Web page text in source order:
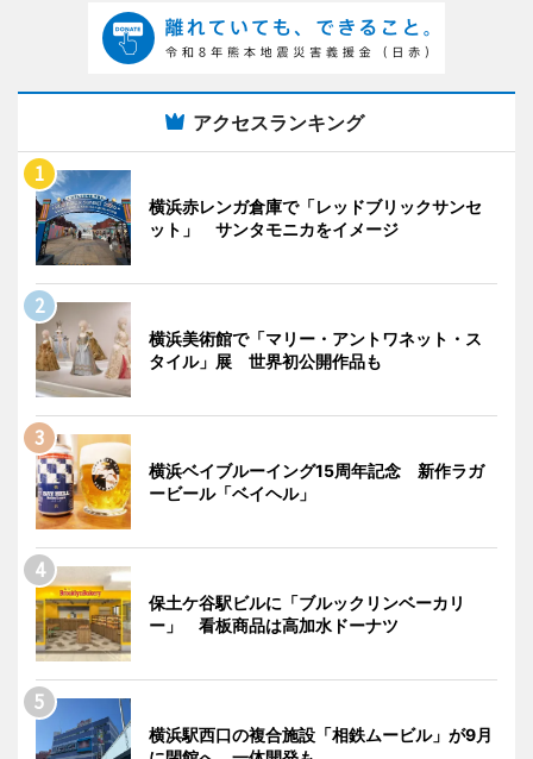
アクセスランキング
横浜赤レンガ倉庫で「レッドブリックサンセ
ット」 サンタモニカをイメージ
横浜美術館で「マリー・アントワネット・ス
タイル」展 世界初公開作品も
横浜ベイブルーイング15周年記念 新作ラガ
ービール「ベイヘル」
保土ケ谷駅ビルに「ブルックリンベーカリ
ー」 看板商品は高加水ドーナツ
横浜駅西口の複合施設「相鉄ムービル」が9月